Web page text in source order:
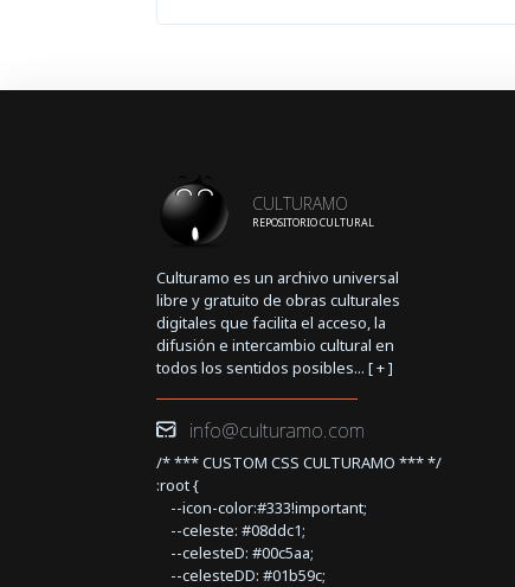
CULTURAMO
REPOSITORIO CULTURAL
Culturamo es un archivo universal
libre y gratuito de obras culturales
digitales que facilita el acceso, la
difusión e intercambio cultural en
todos los sentidos posibles... [+]
info@culturamo.com
/* *** CUSTOM CSS CULTURAMO *** */
:root {
--icon-color:#333!important;
--celeste: #08ddc1;
--celesteD: #00c5aa;
--celesteDD: #01b59c;